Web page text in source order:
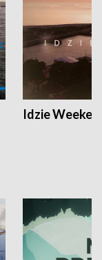
Idzie